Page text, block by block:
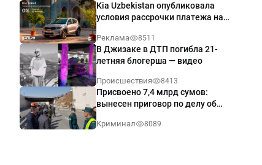
Kia Uzbekistan опубликовала
условия рассрочки платежа на
годовых
Реклама 8511
В Джизаке в ДТП погибла 21-
летняя блогерша — видео
Происшествия 8413
Присвоено 7,4 млрд сумов:
вынесен приговор по делу об
Ташкенте
Криминал 8089